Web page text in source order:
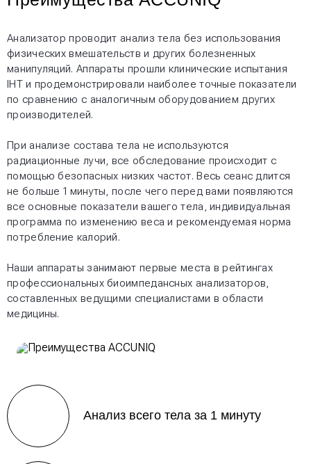
Анализатор проводит анализ тела без использования
физических вмешательств и других болезненных
манипуляций. Аппараты прошли клинические испытания
IHT и продемонстрировали наиболее точные показатели
по сравнению с аналогичным оборудованием других
производителей.
При анализе состава тела не используются
радиационные лучи, все обследование происходит с
помощью безопасных низких частот. Весь сеанс длится
не больше 1 минуты, после чего перед вами появляются
все основные показатели вашего тела, индивидуальная
программа по изменению веса и рекомендуемая норма
потребление калорий.
Наши аппараты занимают первые места в рейтингах
профессиональных биоимпедансных анализаторов,
составленных ведущими специалистами в области
медицины.
Анализ всего тела за 1 минуту